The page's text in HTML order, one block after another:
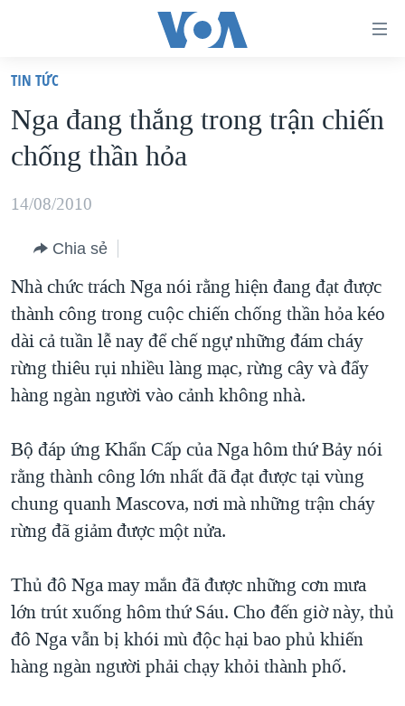
truy
cập
Tới
dung
chính
điều
hướng
chính
Đi
tới
VIỆT NAM
HOA KỲ
BIỂN ĐÔNG
BLOG
DIỄN ĐÀN
MỤC
TỰ DO BÁO CHÍ
VẠCH TRẦN TIN GIẢ
ĐỜI SỐNG
KINH TẾ
KHOA HỌC
VĂN HOÁ
THỂ THAO
GIÁO DỤC
CHUYÊN ĐỀ
CHIẾN TRANH THƯƠNG MẠI CỦA MỸ: QUÁ KHỨ VÀ HIỆN
TẠI
HÀNH TRÌNH BẦU CỬ 2024
MỘT NĂM CHIẾN TRANH TẠI DẢI GAZA
GIẢI MÃ VÀNH ĐAI & CON ĐƯỜNG
NGÀY TỊ NẠN THẾ GIỚI
GROUND ZERO – XƯA VÀ NAY
CHI PHÍ CHIẾN TRANH AFGHANISTAN
CÁC GIÁ TRỊ CỘNG HÒA Ở VIỆT NAM
HỌC TIẾNG ANH
NGHE
MẠNG XÃ HỘI
Ngôn ngữ khác
TIN TỨC
Nga đang thắng trong trận chiến
chống thần hỏa
14/08/2010
Chia sẻ
Nhà chức trách Nga nói rằng hiện đang đạt được
thành công trong cuộc chiến chống thần hỏa kéo
dài cả tuần lễ nay để chế ngự những đám cháy
rừng thiêu rụi nhiều làng mạc, rừng cây và đẩy
hàng ngàn người vào cảnh không nhà.
Bộ đáp ứng Khẩn Cấp của Nga hôm thứ Bảy nói
rằng thành công lớn nhất đã đạt được tại vùng
chung quanh Mascova, nơi mà những trận cháy
rừng đã giảm được một nửa.
Thủ đô Nga may mắn đã được những cơn mưa
lớn trút xuống hôm thứ Sáu. Cho đến giờ này, thủ
đô Nga vẫn bị khói mù độc hại bao phủ khiến
hàng ngàn người phải chạy khỏi thành phố.